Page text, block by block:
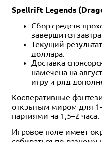
Spellrift Legends
Сбор средств
завершится
Текущий
доллара.
Доставка
намечена на
игру и ряд
Кооперативные
открытым миром для
партиями на 1,5–2 часа.
Игровое поле имеет